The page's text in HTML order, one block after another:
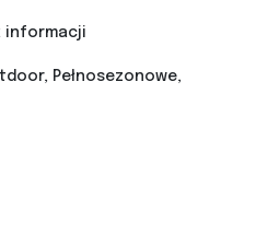
informacji
Pełnosezonowe,